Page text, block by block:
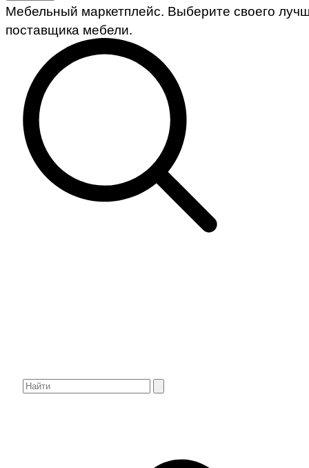
Мебельный маркетплейс. Выберите своего
поставщика мебели.